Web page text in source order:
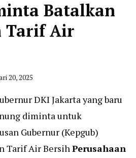
Batalkan
Tarif Air
20, 2025
DKI Jakarta yang baru
diminta untuk
Gubernur (Kepgub)
Tarif Air BersihPerusahaan